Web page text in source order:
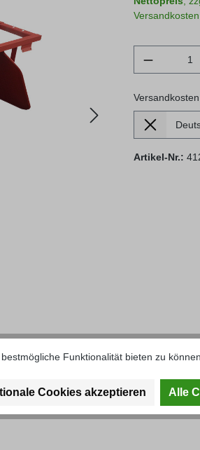
Versandkosten
Lieferland
Artikel-Nr.:
U403/U406/
Funktionalität bieten zu
Cookies akzeptieren Alle